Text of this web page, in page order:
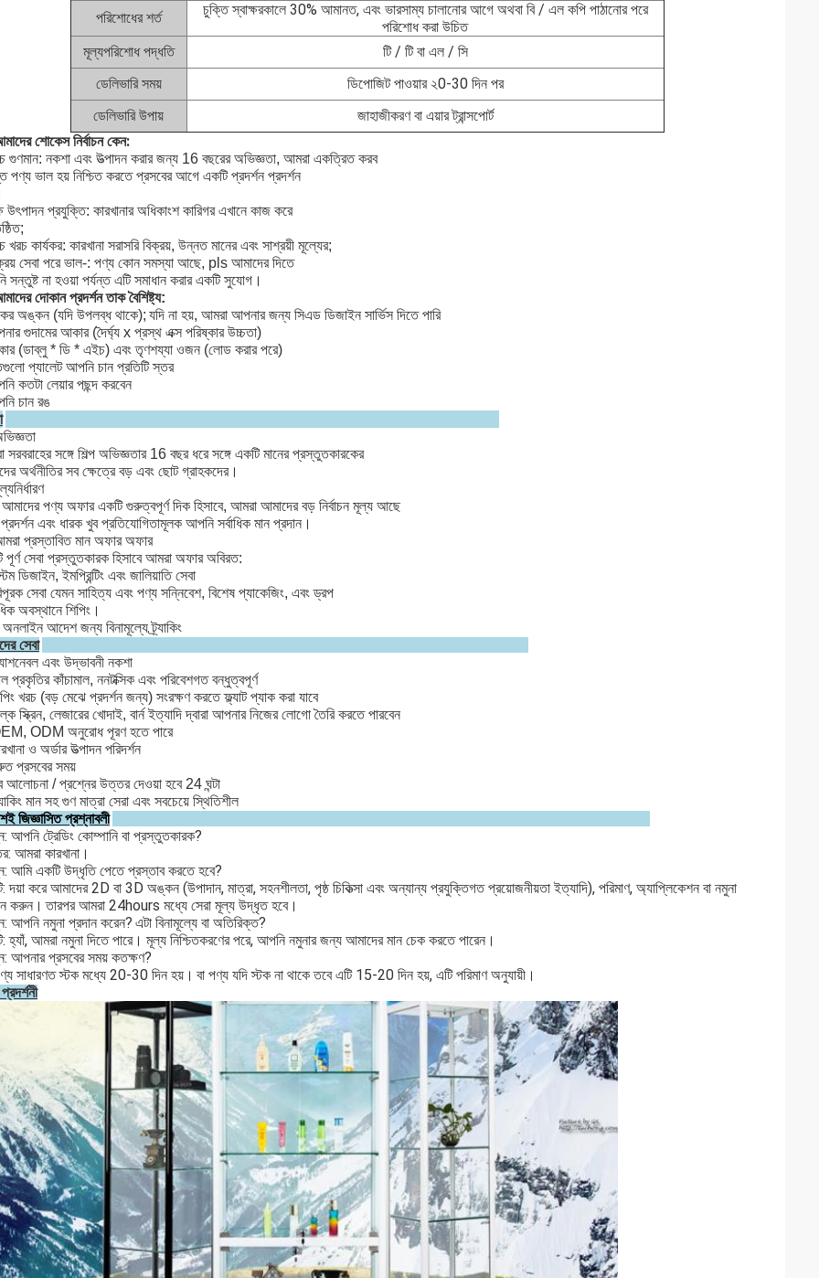
পরিশোধের শর্ত
চুক্তি স্বাক্ষরকালে 30% আমানত, এবং ভারসাম্য চালানোর আগে অথবা বি / এল কপি পাঠানোর পরে
পরিশোধ করা উচিত
মূল্যপরিশোধ পদ্ধতি
টি / টি বা এল / সি
ডেলিভারি সময়
ডিপোজিট পাওয়ার ২0-30 দিন পর
ডেলিভারি উপায়
জাহাজীকরণ বা এয়ার ট্রান্সপোর্ট
শোকেস নির্বাচন কেন:
গুণমান: নকশা এবং উত্পাদন করার জন্য 16 বছরের অভিজ্ঞতা, আমরা একত্রিত করব
পণ্য ভাল হয় নিশ্চিত করতে প্রসবের আগে একটি প্রদর্শন প্রদর্শন
উৎপাদন প্রযুক্তি: কারখানার অধিকাংশ কারিগর এখানে কাজ করে
খরচ কার্যকর: কারখানা সরাসরি বিক্রয়, উন্নত মানের এবং সাশ্রয়ী মূল্যের;
সেবা পরে ভাল-: পণ্য কোন সমস্যা আছে, pls আমাদের দিতে
সন্তুষ্ট না হওয়া পর্যন্ত এটি সমাধান করার একটি সুযোগ।
দোকান প্রদর্শন তাক বৈশিষ্ট্য:
অঙ্কন (যদি উপলব্ধ থাকে); যদি না হয়, আমরা আপনার জন্য সিএড ডিজাইন সার্ভিস দিতে পারি
গুদামের আকার (দৈর্ঘ্য x প্রস্থ এক্স পরিষ্কার উচ্চতা)
(ডাব্লু * ডি * এইচ) এবং তৃণশয্যা ওজন (লোড করার পরে)
প্যালেট আপনি চান প্রতিটি স্তর
কতটা লেয়ার পছন্দ করবেন
চান রঙ
সরবরাহের সঙ্গে শিল্প অভিজ্ঞতার 16 বছর ধরে সঙ্গে একটি মানের প্রস্তুতকারকের
অর্থনীতির সব ক্ষেত্রে বড় এবং ছোট গ্রাহকদের।
পণ্য অফার একটি গুরুত্বপূর্ণ দিক হিসাবে, আমরা আমাদের বড় নির্বাচন মূল্য আছে
এবং ধারক খুব প্রতিযোগিতামূলক আপনি সর্বাধিক মান প্রদান।
প্রস্তাবিত মান অফার অফার
পূর্ণ সেবা প্রস্তুতকারক হিসাবে আমরা অফার অবিরত:
ডিজাইন, ইমপ্রিন্টিং এবং জালিয়াতি সেবা
সেবা যেমন সাহিত্য এবং পণ্য সন্নিবেশ, বিশেষ প্যাকেজিং, এবং ড্রপ
অবস্থানে শিপিং।
আদেশ জন্য বিনামূল্যে ট্র্যাকিং
সেবা
এবং উদ্ভাবনী নকশা
প্রকৃতির কাঁচামাল, ননটক্সিক এবং পরিবেশগত বন্ধুত্বপূর্ণ
খরচ (বড় মেঝে প্রদর্শন জন্য) সংরক্ষণ করতে ফ্ল্যাট প্যাক করা যাবে
স্ক্রিন, লেজারের খোদাই, বার্ন ইত্যাদি দ্বারা আপনার নিজের লোগো তৈরি করতে পারবেন
ODM অনুরোধ পূরণ হতে পারে
ও অর্ডার উত্পাদন পরিদর্শন
প্রসবের সময়
আলোচনা / প্রশ্নের উত্তর দেওয়া হবে 24 ঘন্টা
মান সহ গুণ মাত্রা সেরা এবং সবচেয়ে স্থিতিশীল
জিজ্ঞাসিত প্রশ্নাবলী
আপনি ট্রেডিং কোম্পানি বা প্রস্তুতকারক?
আমরা কারখানা।
আমি একটি উদ্ধৃতি পেতে প্রস্তাব করতে হবে?
দয়া করে আমাদের 2D বা 3D অঙ্কন (উপাদান, মাত্রা, সহনশীলতা, পৃষ্ঠ চিকিত্সা এবং অন্যান্য প্রযুক্তিগত প্রয়োজনীয়তা ইত্যাদি), পরিমাণ, অ্যাপ্লিকেশন বা নমুনা
করুন। তারপর আমরা 24hours মধ্যে সেরা মূল্য উদ্ধৃত হবে।
আপনি নমুনা প্রদান করেন? এটা বিনামূল্যে বা অতিরিক্ত?
হ্যাঁ, আমরা নমুনা দিতে পারে। মূল্য নিশ্চিতকরণের পরে, আপনি নমুনার জন্য আমাদের মান চেক করতে পারেন।
আপনার প্রসবের সময় কতক্ষণ?
সাধারণত স্টক মধ্যে 20-30 দিন হয়। বা পণ্য যদি স্টক না থাকে তবে এটি 15-20 দিন হয়, এটি পরিমাণ অনুযায়ী।